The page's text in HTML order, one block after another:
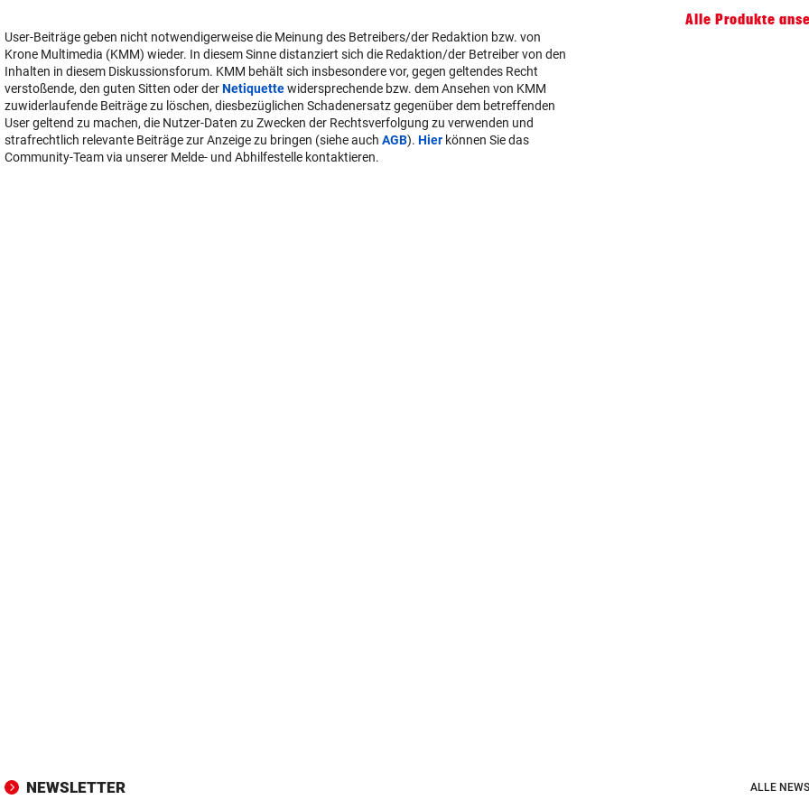
User-Beiträge geben nicht notwendigerweise die Meinung des Betreibers/der Redaktion bzw. von
Krone Multimedia (KMM) wieder. In diesem Sinne distanziert sich die Redaktion/der Betreiber von den
Inhalten in diesem Diskussionsforum. KMM behält sich insbesondere vor, gegen geltendes Recht
verstoßende, den guten Sitten oder derNetiquettewidersprechende bzw. dem Ansehen von KMM
zuwiderlaufende Beiträge zu löschen, diesbezüglichen Schadenersatz gegenüber dem betreffenden
User geltend zu machen, die Nutzer-Daten zu Zwecken der Rechtsverfolgung zu verwenden und
strafrechtlich relevante Beiträge zur Anzeige zu bringen (siehe auch AGB). Hier können Sie das
Community-Team via unserer Melde- und Abhilfestelle kontaktieren.
Alle Produkte
NEWSLETTER ALLE